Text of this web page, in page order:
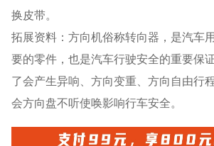
换皮带。
拓展资料：方向机俗称转向器，是汽车
要的零件，也是汽车行驶安全的重要保
了会产生异响、方向变重、方向自由行
会方向盘不听使唤影响行车安全。